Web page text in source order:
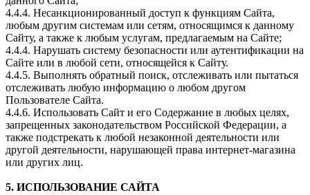
4.4.4. Несанкционированный доступ к функциям Сайта,
любым другим системам или сетям, относящимся к данному
Сайту, а также к любым услугам, предлагаемым на Сайте;
4.4.4. Нарушать систему безопасности или аутентификации на
Сайте или в любой сети, относящейся к Сайту.
4.4.5. Выполнять обратный поиск, отслеживать или пытаться
отслеживать любую информацию о любом другом
Пользователе Сайта.
4.4.6. Использовать Сайт и его Содержание в любых целях,
запрещенных законодательством Российской Федерации, а
также подстрекать к любой незаконной деятельности или
другой деятельности, нарушающей права интернет-магазина
или других лиц.
5. ИСПОЛЬЗОВАНИЕ САЙТА